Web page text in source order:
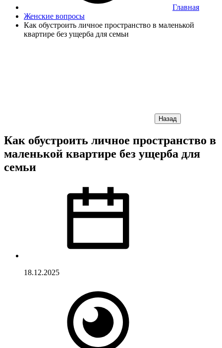
Главная
Женские вопросы
Как обустроить личное пространство в маленькой
квартире без ущерба для семьи
Назад
Как обустроить личное пространство в
маленькой квартире без ущерба для
семьи
18.12.2025